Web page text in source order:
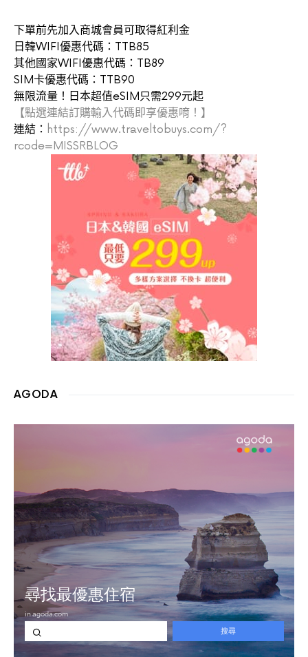
下單前先加入商城會員可取得紅利金
日韓WIFI優惠代碼：TTB85
其他國家WIFI優惠代碼：TB89
SIM卡優惠代碼：TTB90
無限流量！日本超值eSIM只需299元起
【點選連結訂購輸入代碼即享優惠唷！】
連結： https://www.traveltobuys.com/?
rcode=MISSRBLOG
AGODA